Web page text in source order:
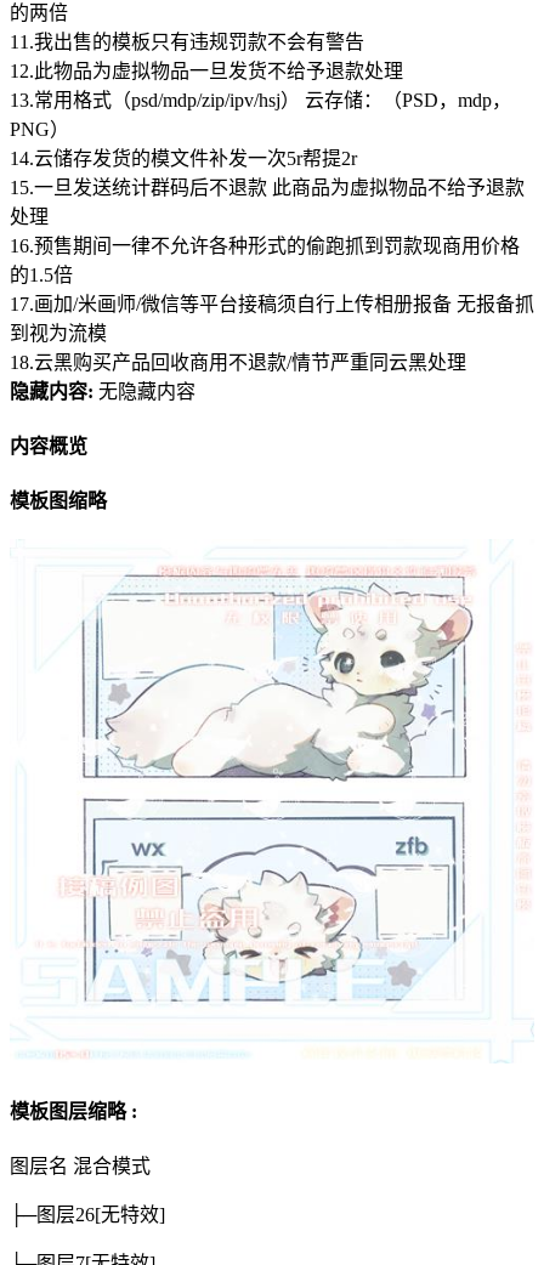
的两倍
11.我出售的模板只有违规罚款不会有警告
12.此物品为虚拟物品一旦发货不给予退款处理
13.常用格式（psd/mdp/zip/ipv/hsj） 云存储：（PSD，mdp，
PNG）
14.云储存发货的模文件补发一次5r帮提2r
15.一旦发送统计群码后不退款 此商品为虚拟物品不给予退款
处理
16.预售期间一律不允许各种形式的偷跑抓到罚款现商用价格
的1.5倍
17.画加/米画师/微信等平台接稿须自行上传相册报备 无报备抓
到视为流模
18.云黑购买产品回收商用不退款/情节严重同云黑处理
隐藏内容: 无隐藏内容
内容概览
模板图缩略
模板图层缩略 :
图层名 混合模式
├─图层26[无特效]